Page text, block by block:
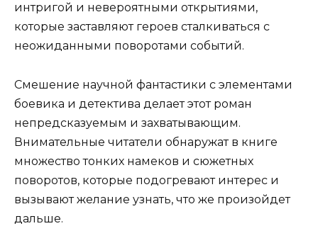
интригой и невероятными открытиями,
которые заставляют героев сталкиваться с
неожиданными поворотами событий.
Смешение научной фантастики с элементами
боевика и детектива делает этот роман
непредсказуемым и захватывающим.
Внимательные читатели обнаружат в книге
множество тонких намеков и сюжетных
поворотов, которые подогревают интерес и
вызывают желание узнать, что же произойдет
дальше.